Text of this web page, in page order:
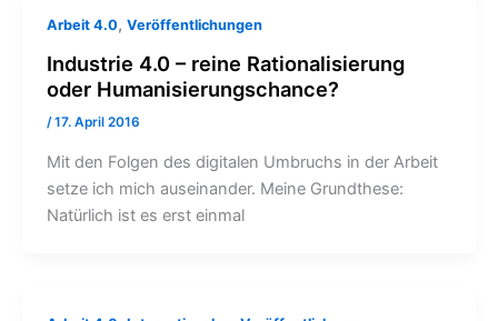
Arbeit 4.0, Veröffentlichungen
Industrie 4.0 – reine Rationalisierung
oder Humanisierungschance?
/17. April 2016
Mit den Folgen des digitalen Umbruchs in der Arbeit
setze ich mich auseinander. Meine Grundthese:
Natürlich ist es erst einmal